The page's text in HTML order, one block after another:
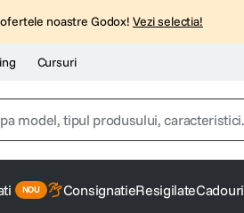
noastre Godox! Vezi selectia!
Cursuri
model, tipul produsului, caracteristici...
ConsignatieResigilateCadouri